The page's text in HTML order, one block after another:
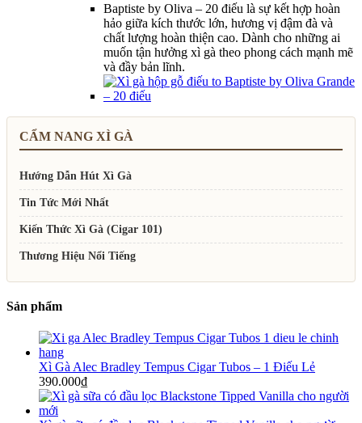
Baptiste by Oliva – 20 điếu là sự kết hợp hoàn
hảo giữa kích thước lớn, hương vị đậm đà và
chất lượng hoàn thiện cao. Dành cho những ai
muốn tận hưởng xì gà theo phong cách mạnh mẽ
và đầy bản lĩnh.
CẨM NANG XÌ GÀ
Hướng Dẫn Hút Xì Gà
Tin Tức Mới Nhất
Kiến Thức Xì Gà (Cigar 101)
Thương Hiệu Nổi Tiếng
Sản phẩm
Xì Gà Alec Bradley Tempus Cigar Tubos – 1 Điếu Lẻ
390.000₫